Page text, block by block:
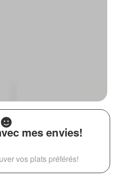
mes envies!
vos plats préférés!